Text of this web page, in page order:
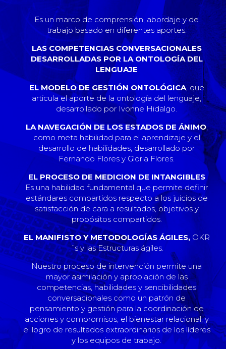
Es un marco de comprensión, abordaje y de
trabajo basado en diferentes aportes:
LAS COMPETENCIAS CONVERSACIONALES
DESARROLLADAS POR LA ONTOLOGÍA DEL
LENGUAJE
EL MODELO DE GESTIÓN ONTOLÓGICA, que
articula el aporte de la ontología del lenguaje,
desarrollado por Ivonne Hidalgo.
LA NAVEGACIÓN DE LOS ESTADOS DE ÁNIMO,
como meta habilidad para el aprendizaje y el
desarrollo de habilidades, desarrollado por
Fernando Flores y Gloria Flores.
EL PROCESO DE MEDICION DE INTANGIBLES
Es una habilidad fundamental que permite definir
estándares compartidos respecto a los juicios de
satisfacción de cara a resultados, objetivos y
propósitos compartidos.
EL MANIFISTO Y METODOLOGÍAS ÁGILES, OKR
´s y las Estructuras ágiles.
Nuestro proceso de intervención permite una
mayor asimilación y apropiación de las
competencias, habilidades y sencibilidades
conversacionales como un patrón de
pensamiento y gestión para la coordinación de
acciones y compromisos, el bienestar relacional, y
el logro de resultados extraordinarios de los líderes
y los equipos de trabajo.